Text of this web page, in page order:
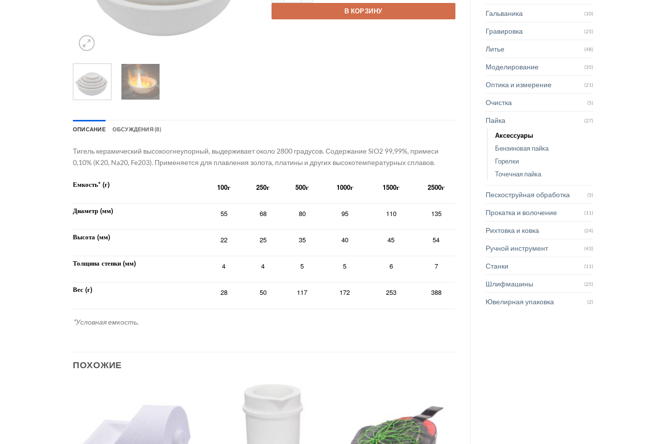
Гальваника (10)
Гравировка (25)
Литье (48)
Моделирование (35)
Оптика и измерение (21)
Очистка (5)
Пайка (27)
Аксессуары
Бензиновая пайка
Горелки
Точечная пайка
Пескоструйная обработка (5)
Прокатка и волочение (11)
Рихтовка и ковка (24)
Ручной инструмент (43)
Станки (11)
Шлифмашины (25)
Ювелирная упаковка (2)
В КОРЗИНУ
ОПИСАНИЕ ОБСУЖДЕНИЯ (8)
Тигель керамический высокоогнеупорный, выдерживает около 2800 градусов. Содержание SiO2 99,99%, примеси
0,10% (K20, Na20, Fe203). Применяется для плавления золота, платины и других высокотемпературных сплавов.
Емкость* (г) 100г 250г 500г 1000г 1500г 2500г
Диаметр (мм) 55 68 80 95 110 135
Высота (мм) 22 25 35 40 45 54
Толщина стенки (мм) 4 4 5 5 6 7
Вес (г) 28 50 117 172 253 388
*Условная емкость.
ПОХОЖИЕ